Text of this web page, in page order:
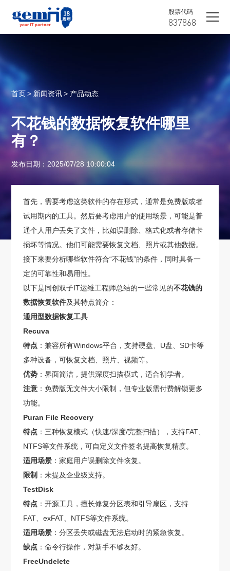
股票代码
837868
首页 > 新闻资讯 > 产品动态
不花钱的数据恢复软件哪里
有？
发布日期：2025/07/28 10:00:04
首先，需要考虑这类软件的存在形式，通常是免费版或者
试用期内的工具。然后要考虑用户的使用场景，可能是普
通个人用户丢失了文件，比如误删除、格式化或者存储卡
损坏等情况。他们可能需要恢复文档、照片或其他数据。
接下来要分析哪些软件符合“不花钱”的条件，同时具备一
定的可靠性和易用性。
以下是同创双子IT运维工程师总结的一些常见的不花钱的
数据恢复软件及其特点简介：
通用型数据恢复工具
Recuva
特点 ：兼容所有Windows平台，支持硬盘、U盘、SD卡等
多种设备，可恢复文档、照片、视频等。
优势 ：界面简洁，提供深度扫描模式，适合初学者。
注意 ：免费版无文件大小限制，但专业版需付费解锁更多
功能。
Puran File Recovery
特点 ：三种恢复模式（快速/深度/完整扫描），支持FAT、
NTFS等文件系统，可自定义文件签名提高恢复精度。
适用场景 ：家庭用户误删除文件恢复。
限制 ：未提及企业级支持。
TestDisk
特点 ：开源工具，擅长修复分区表和引导扇区，支持
FAT、exFAT、NTFS等文件系统。
适用场景 ：分区丢失或磁盘无法启动时的紧急恢复。
缺点 ：命令行操作，对新手不够友好。
FreeUndelete